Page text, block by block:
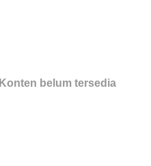
Konten belum tersedia